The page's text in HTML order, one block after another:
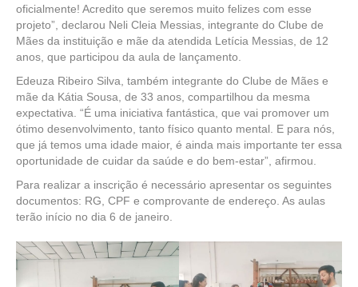
oficialmente! Acredito que seremos muito felizes com esse
projeto”, declarou Neli Cleia Messias, integrante do Clube de
Mães da instituição e mãe da atendida Letícia Messias, de 12
anos, que participou da aula de lançamento.
Edeuza Ribeiro Silva, também integrante do Clube de Mães e
mãe da Kátia Sousa, de 33 anos, compartilhou da mesma
expectativa. “É uma iniciativa fantástica, que vai promover um
ótimo desenvolvimento, tanto físico quanto mental. E para nós,
que já temos uma idade maior, é ainda mais importante ter essa
oportunidade de cuidar da saúde e do bem-estar”, afirmou.
Para realizar a inscrição é necessário apresentar os seguintes
documentos: RG, CPF e comprovante de endereço. As aulas
terão início no dia 6 de janeiro.